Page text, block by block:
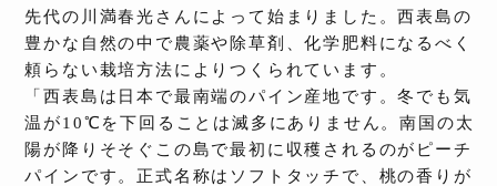
先代の川満春光さんによって始まりました。西表島の
豊かな自然の中で農薬や除草剤、化学肥料になるべく
頼らない栽培方法によりつくられています。
「西表島は日本で最南端のパイン産地です。冬でも気
温が10℃を下回ることは滅多にありません。南国の太
陽が降りそそぐこの島で最初に収穫されるのがピーチ
パインです。正式名称はソフトタッチで、桃の香りが